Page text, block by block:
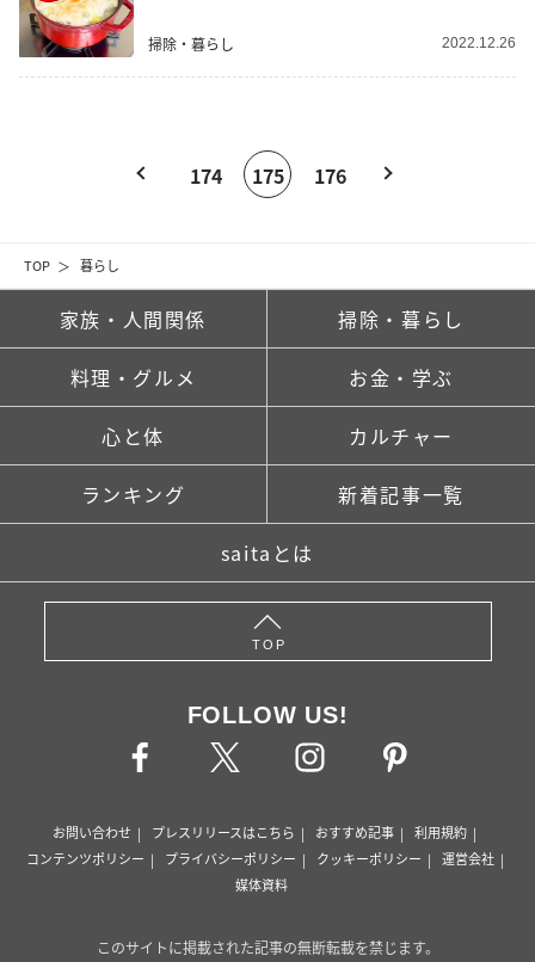
TOP 暮らし
掃除・暮らし 2022.12.26
174 175 176
家族・人間関係 掃除・暮らし
料理・グルメ お金・学ぶ
心と体 カルチャー
ランキング 新着記事一覧
saitaとは
TOP
FOLLOW US!
お問い合わせ プレスリリースはこちら おすすめ記事
利用規約
コンテンツポリシー
プライバシーポリシー クッキーポリシー
運営会社
媒体資料
このサイトに掲載された記事の無断転載を禁じます。